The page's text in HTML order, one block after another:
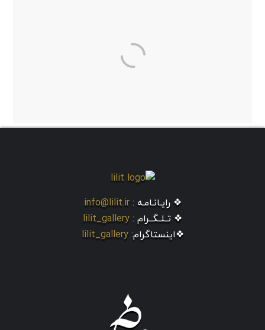
❖ رایـانـامـه : info@lilit.ir
❖ تــلــگــرام : lilit_gallery
❖اینستاگرام: lilit_gallery